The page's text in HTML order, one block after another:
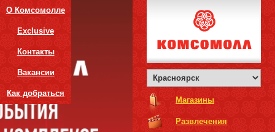
О Комсомолле
Exclusive
Контакты
Вакансии
Как добраться
Магазины
Развлечения